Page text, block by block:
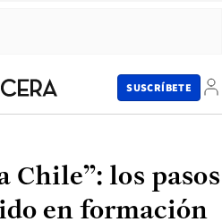
SUSCRÍBETE
Chile”: los pasos
en formación